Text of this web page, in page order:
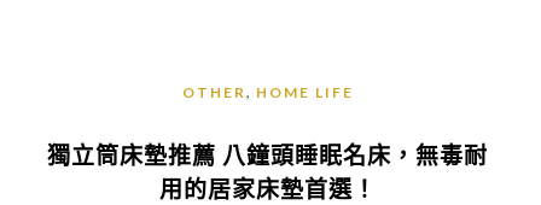
OTHER, HOME LIFE
獨立筒床墊推薦 八鐘頭睡眠名床，無毒耐
用的居家床墊首選！